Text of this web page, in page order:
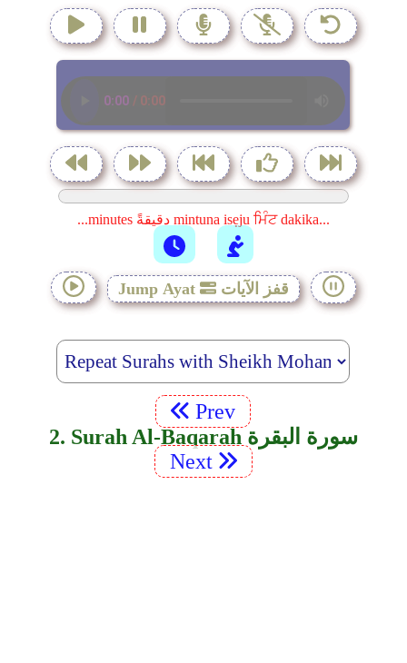
...minutes دقيقةً mintuna isẹju ਮਿੰਟ dakika...
Jump Ayat قفز الآيات
Prev
2. Surah Al-Baqarah سورة البقرة
Next